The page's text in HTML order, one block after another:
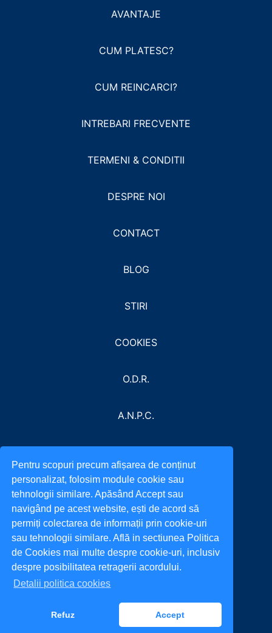
Pentru scopuri precum afișarea de conținut
personalizat, folosim module cookie sau
tehnologii similare. Apăsând Accept sau
navigând pe acest website, ești de acord să
permiți colectarea de informații prin cookie-uri
sau tehnologii similare. Află in sectiunea Politica
de Cookies mai multe despre cookie-uri, inclusiv
despre posibilitatea retragerii acordului.
Detalii politica cookies
Refuz Accept
AVANTAJE
CUM PLATESC?
CUM REINCARCI?
INTREBARI FRECVENTE
TERMENI & CONDITII
DESPRE NOI
CONTACT
BLOG
STIRI
COOKIES
O.D.R.
A.N.P.C.
All rights reserved. © 2022